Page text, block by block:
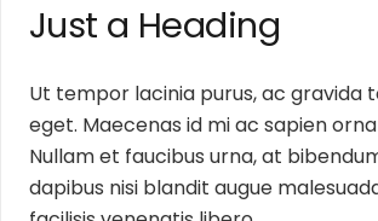
Just a Heading
Ut tempor lacinia purus, ac gravida
eget. Maecenas id mi ac sapien
Nullam et faucibus urna, at
dapibus nisi blandit augue